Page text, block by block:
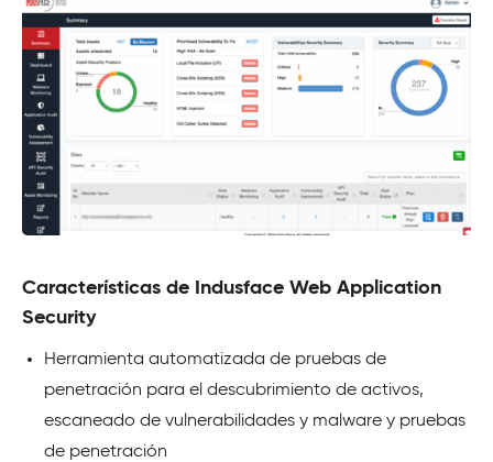
Características de Indusface Web Application
Security
Herramienta automatizada de pruebas de
penetración para el descubrimiento de activos,
escaneado de vulnerabilidades y malware y pruebas
de penetración